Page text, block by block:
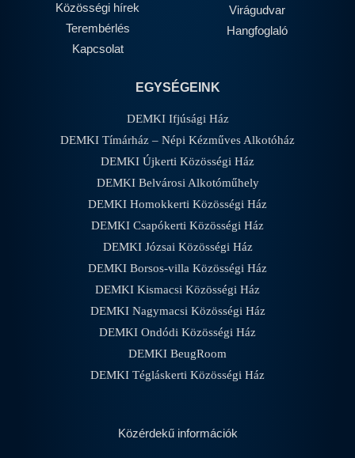
Közösségi hírek
Terembérlés
Kapcsolat
Virágudvar
Hangfoglaló
EGYSÉGEINK
DEMKI Ifjúsági Ház
DEMKI Tímárház – Népi Kézműves Alkotóház
DEMKI Újkerti Közösségi Ház
DEMKI Belvárosi Alkotóműhely
DEMKI Homokkerti Közösségi Ház
DEMKI Csapókerti Közösségi Ház
DEMKI Józsai Közösségi Ház
DEMKI Borsos-villa Közösségi Ház
DEMKI Kismacsi Közösségi Ház
DEMKI Nagymacsi Közösségi Ház
DEMKI Ondódi Közösségi Ház
DEMKI BeugRoom
DEMKI Tégláskerti Közösségi Ház
Közérdekű információk